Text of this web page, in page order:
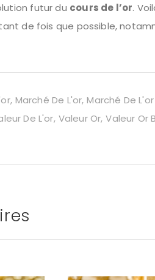
futur du cours de l’or.
de fois que possible,
Marché De L'or Marché De
De L'or Valeur Or Valeur Or